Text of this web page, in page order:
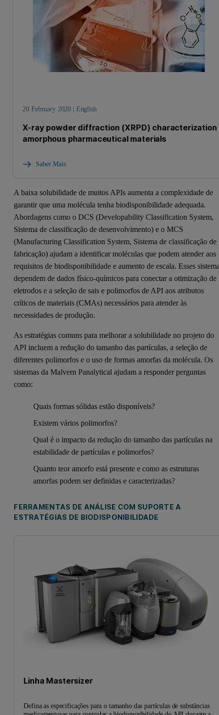
20 February 2020 | English
X-ray powder diffraction (XRPD) characterization
amorphous pharmaceutical materials
Saber Mais
A baixa solubilidade de muitos APIs aumenta a complexidade de
garantir que uma molécula tenha biodisponibilidade adequada.
Abordagens como o DCS (Developability Classification System,
Sistema de classificação de desenvolvimento) e o MCS
(Manufacturing Classification System, Sistema de classificação de
fabricação) ajudam a identificar moléculas que podem atender aos
requisitos de biodisponibilidade e aumento de escala. Esses
dependem de dados físico-químicos para conectar a otimização de
eletrodos e a seleção de sais e polimorfos de API aos atributos
críticos de materiais (CMAs) necessários para atender às
necessidades de produção.
As estratégias comuns para melhorar a solubilidade no projeto do
API incluem a redução do tamanho das partículas, a seleção de
diferentes polimorfos e o uso de formas amorfas da molécula. Os
sistemas da Malvern Panalytical ajudam a responder perguntas
como:
Quais formas sólidas estão disponíveis?
Existem vários polimorfos?
Qual é o impacto da redução do tamanho das partículas na
estabilidade de partículas e polimorfos?
Quanto teor amorfo está presente e como as estruturas
amorfas podem ser definidas e caracterizadas?
FERRAMENTAS DE ANÁLISE COM SUPORTE A
ESTRATÉGIAS DE BIODISPONIBILIDADE
Linha Mastersizer
Defina as especificações para o tamanho das partículas de substâncias